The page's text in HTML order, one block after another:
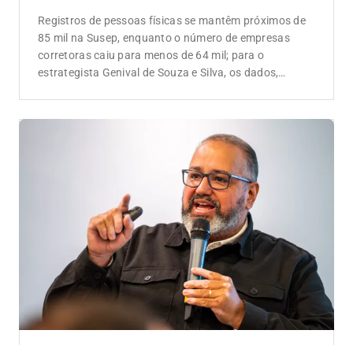
Registros de pessoas físicas se mantêm próximos de
85 mil na Susep, enquanto o número de empresas
corretoras caiu para menos de 64 mil; para o
estrategista Genival de Souza e Silva, os dados,